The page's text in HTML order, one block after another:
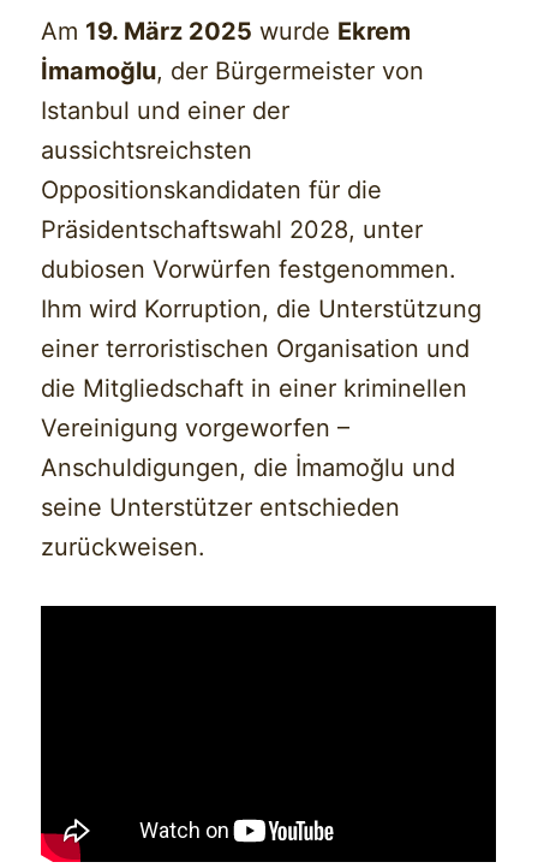
Am 19. März 2025 wurde Ekrem
İmamoğlu, der Bürgermeister von
Istanbul und einer der
aussichtsreichsten
Oppositionskandidaten für die
Präsidentschaftswahl 2028, unter
dubiosen Vorwürfen festgenommen.
Ihm wird Korruption, die Unterstützung
einer terroristischen Organisation und
die Mitgliedschaft in einer kriminellen
Vereinigung vorgeworfen –
Anschuldigungen, die İmamoğlu und
seine Unterstützer entschieden
zurückweisen.